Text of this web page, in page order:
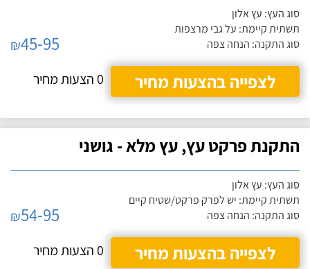
סוג העץ: עץ אלון
תשתית קיימת: על גבי מרצפות
סוג התקנה: הנחה צפה
₪45-95
לצפייה בהצעות מחיר
0 הצעות מחיר
התקנת פרקט עץ, עץ מלא - גושני
סוג העץ: עץ אלון
תשתית קיימת: יש לפרק פרקט/שטיח קיים
סוג התקנה: הנחה צפה
₪54-95
לצפייה בהצעות מחיר
0 הצעות מחיר